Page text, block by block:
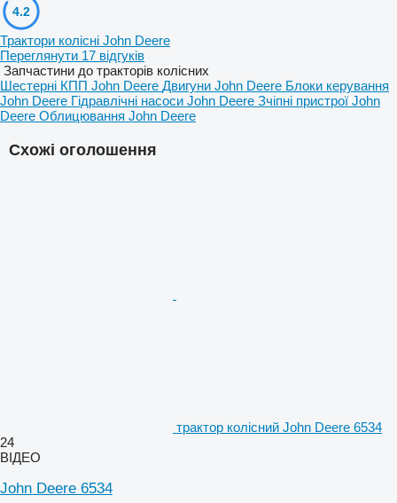
Схожі оголошення
трактор колісний John Deere 6534
24
ВІДЕО
John Deere 6534
4.2
Трактори колісні John Deere
Переглянути 17 відгуків
Запчастини до тракторів колісних
Шестерні КПП John Deere Двигуни John Deere Блоки керування
John Deere Гідравлічні насоси John Deere Зчіпні пристрої John
Deere Облицювання John Deere